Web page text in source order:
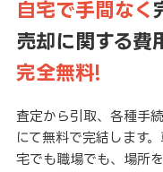
自宅で手間なく
売却に関する費
完全無料!
査定から引取、各種手
にて無料で完結します
宅でも職場でも、場所